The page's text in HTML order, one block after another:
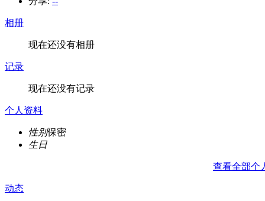
相册
现在还没有相册
记录
现在还没有记录
个人资料
性别保密
生日
查看全部个
动态